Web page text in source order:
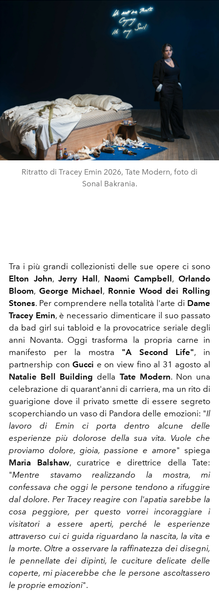
Ritratto di Tracey Emin 2026, Tate Modern, foto di
Sonal Bakrania.
Tra i più grandi collezionisti delle sue opere ci sono
Elton John,Jerry Hall, Naomi Campbell,Orlando
Bloom, George Michael, Ronnie Wood dei Rolling
Stones. Per comprendere nella totalità l'arte di Dame
Tracey Emin, è necessario dimenticare il suo passato
da bad girl sui tabloid e la provocatrice seriale degli
anni Novanta. Oggi trasforma la propria carne in
manifesto per la mostra "A Second Life", in
partnership conGucci e on view fino al 31 agosto al
Natalie Bell Building della Tate Modern. Non una
celebrazione di quarant'anni di carriera, ma un rito di
guarigione dove il privato smette di essere segreto
scoperchiando un vaso di Pandora delle emozioni: "Il
lavoro di Emin ci porta dentro alcune delle
esperienze più dolorose della sua vita. Vuole che
proviamo dolore, gioia, passione e amore" spiega
Maria Balshaw, curatrice e direttrice della Tate:
"Mentre stavamo realizzando la mostra, mi
confessava che oggi le persone tendono a rifuggire
dal dolore. Per Tracey reagire con l'apatia sarebbe la
cosa peggiore, per questo vorrei incoraggiare i
visitatori a essere aperti, perché le esperienze
attraverso cui ci guida riguardano la nascita, la vita e
la morte. Oltre a osservare la raffinatezza dei disegni,
le pennellate dei dipinti, le cuciture delicate delle
coperte, mi piacerebbe che le persone ascoltassero
le proprie emozioni".